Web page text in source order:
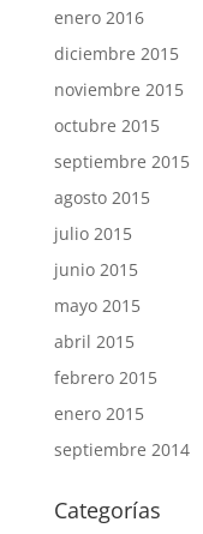
enero 2016
diciembre 2015
noviembre 2015
octubre 2015
septiembre 2015
agosto 2015
julio 2015
junio 2015
mayo 2015
abril 2015
febrero 2015
enero 2015
septiembre 2014
Categorías